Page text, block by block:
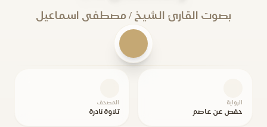
بصوت القارئ الشيخ / مصطفى اسماعيل
الرواية
حفص عن عاصم
المصحف
تلاوة نادرة